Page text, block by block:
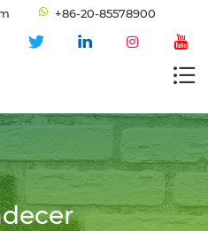
+86-20-85578900